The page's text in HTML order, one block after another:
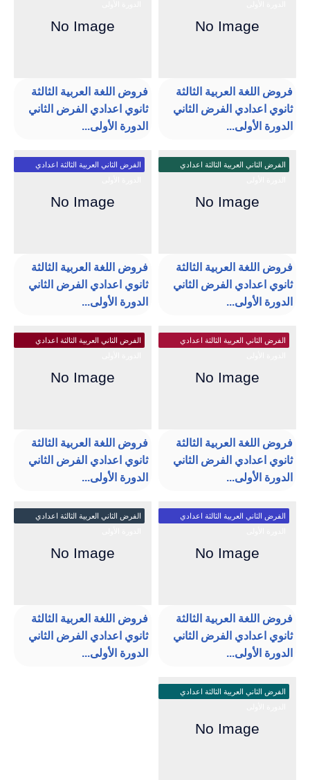
فروض اللغة العربية الثالثة
ثانوي اعدادي الفرض الثاني
الدورة الأولى...
فروض اللغة العربية الثالثة
ثانوي اعدادي الفرض الثاني
الدورة الأولى...
الفرض الثاني العربية الثالثة اعدادي
فروض اللغة العربية الثالثة
ثانوي اعدادي الفرض الثاني
الدورة الأولى...
الفرض الثاني العربية الثالثة اعدادي
فروض اللغة العربية الثالثة
ثانوي اعدادي الفرض الثاني
الدورة الأولى...
الفرض الثاني العربية الثالثة اعدادي
فروض اللغة العربية الثالثة
ثانوي اعدادي الفرض الثاني
الدورة الأولى...
الفرض الثاني العربية الثالثة اعدادي
فروض اللغة العربية الثالثة
ثانوي اعدادي الفرض الثاني
الدورة الأولى...
الفرض الثاني العربية الثالثة اعدادي
فروض اللغة العربية الثالثة
ثانوي اعدادي الفرض الثاني
الدورة الأولى...
الفرض الثاني العربية الثالثة اعدادي
فروض اللغة العربية الثالثة
ثانوي اعدادي الفرض الثاني
الدورة الأولى...
الفرض الثاني العربية الثالثة اعدادي